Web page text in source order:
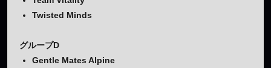
Twisted Minds
グループD
Gentle Mates Alpine